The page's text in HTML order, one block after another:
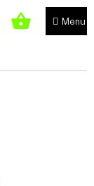
NÁKUPNÍ